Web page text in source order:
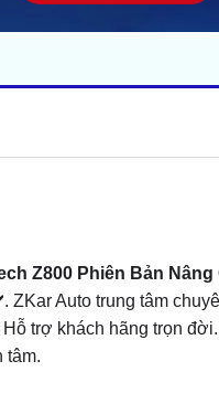
Z800 Phiên Bản Nâng
Auto trung tâm
trợ khách hãng trọn
tâm.